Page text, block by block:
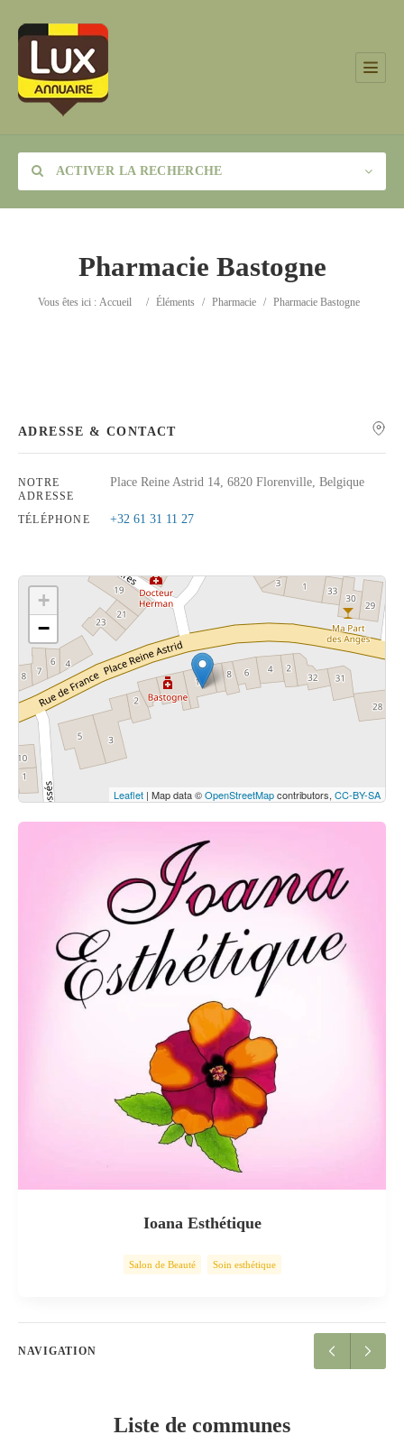
ACTIVER LA RECHERCHE
Catégorie
Pharmacie Bastogne
Vous êtes ici : Accueil / Éléments / Pharmacie / Pharmacie Bastogne
ADRESSE & CONTACT
NOTRE
ADRESSE
Place Reine Astrid 14, 6820 Florenville, Belgique
TÉLÉPHONE +32 61 31 11 27
Cliquez sur le bouton pour afficher la carte.
Voir la carte
+
−
Leaflet | Map data ©OpenStreetMapcontributors, CC-BY-SA
Ioana Esthétique
Salon de Beauté Soin esthétique
NAVIGATION
Liste de communes